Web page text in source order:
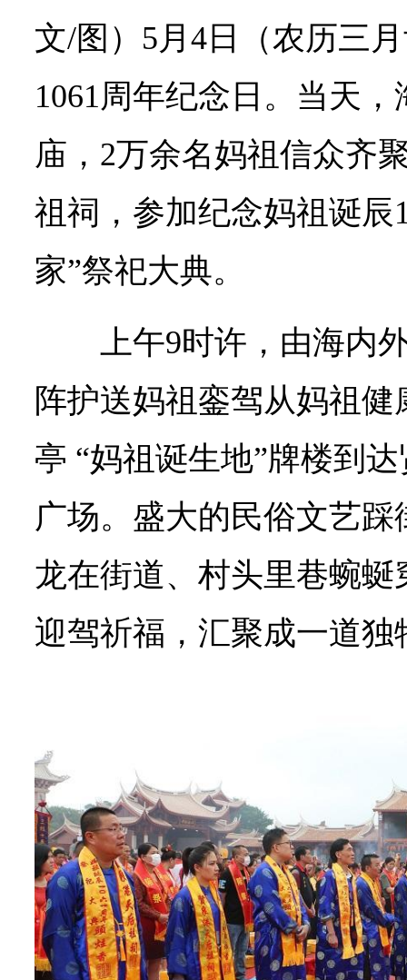
文/图）5月4日（农历三
1061周年纪念日。当天
庙，2万余名妈祖信众齐
祖祠，参加纪念妈祖诞辰
家”祭祀大典。
上午9时许，由海内
阵护送妈祖銮驾从妈祖
亭 “妈祖诞生地”牌楼到
广场。盛大的民俗文艺
龙在街道、村头里巷蜿
迎驾祈福，汇聚成一道